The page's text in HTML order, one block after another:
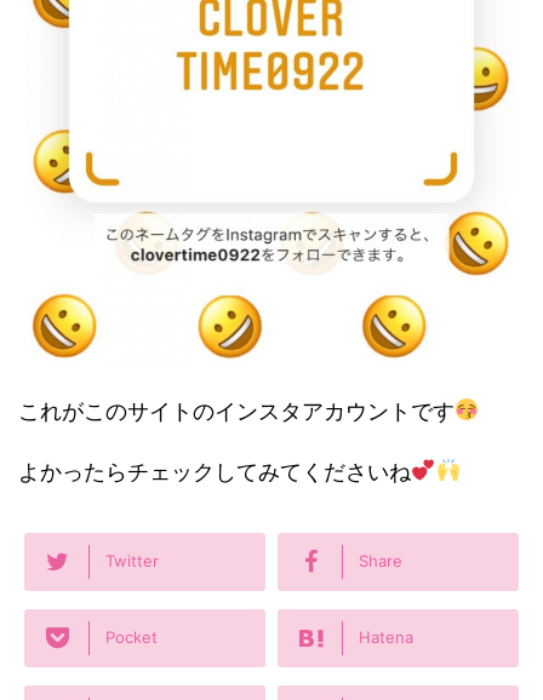
これがこのサイトのインスタアカウントです
よかったらチェックしてみてくださいね
Twitter Share
Pocket Hatena